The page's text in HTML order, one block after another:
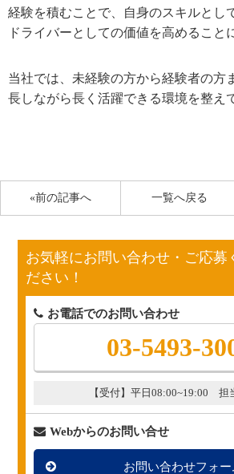
経験を積むことで、自身のスキルとし
ドライバーとしての価値を高めること
当社では、未経験の方から経験者の方
長しながら長く活躍できる環境を整え
«前の記事へ 一覧へ戻る
お気軽にお問い合わせ・ご応募
ださい！
お電話でのお問い合わせ
03-5493-
【受付】平日08:00~19:00 担
Webからのお問い合せ
お問い合わせフォー